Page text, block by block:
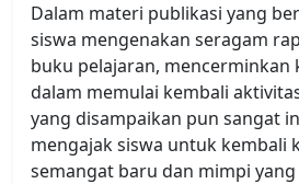
Dalam materi publikasi yang
siswa mengenakan seragam
buku pelajaran, mencerminkan
dalam memulai kembali
yang disampaikan pun sangat
mengajak siswa untuk kembali
semangat baru dan mimpi yang